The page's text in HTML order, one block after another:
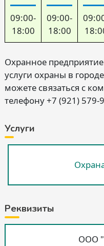
09:00-
18:00
09:00-
18:00
Охранное
услуги охраны в
можете связаться с
телефону +7 (921) 579-
Услуги
Реквизиты
ООО